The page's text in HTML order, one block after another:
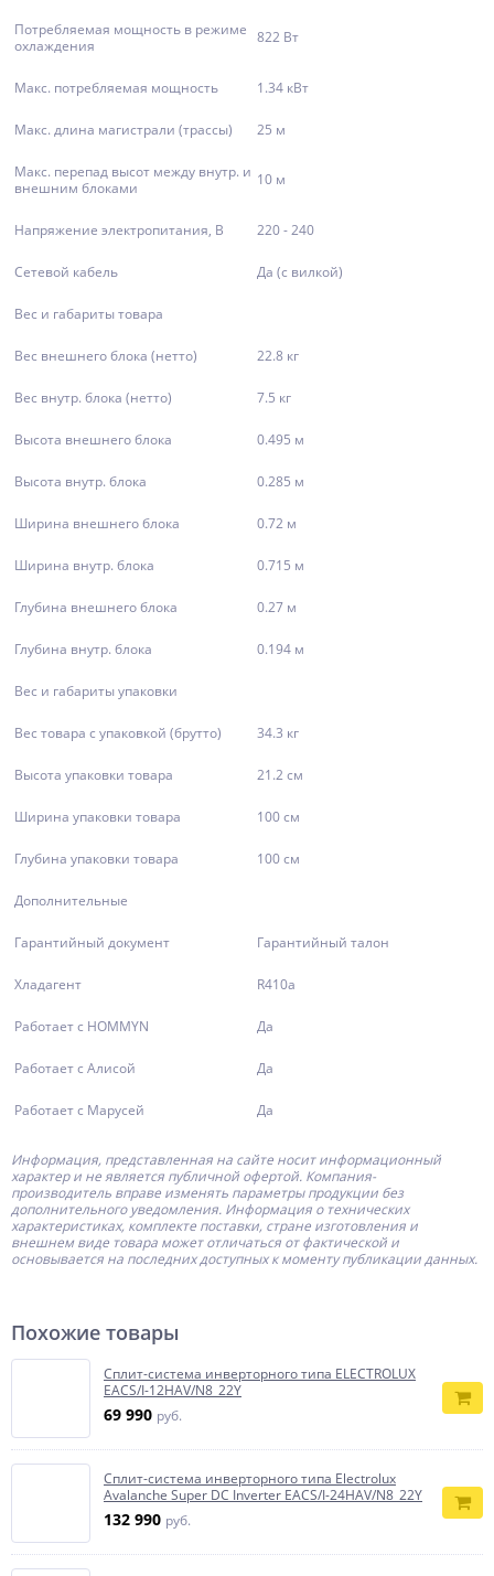
Потребляемая мощность в режиме
охлаждения
822 Вт
Макс. потребляемая мощность 1.34 кВт
Макс. длина магистрали (трассы) 25 м
Макс. перепад высот между внутр. и
внешним блоками
10 м
Напряжение электропитания, В 220 - 240
Сетевой кабель Да (с вилкой)
Вес и габариты товара
Вес внешнего блока (нетто) 22.8 кг
Вес внутр. блока (нетто) 7.5 кг
Высота внешнего блока 0.495 м
Высота внутр. блока 0.285 м
Ширина внешнего блока 0.72 м
Ширина внутр. блока 0.715 м
Глубина внешнего блока 0.27 м
Глубина внутр. блока 0.194 м
Вес и габариты упаковки
Вес товара с упаковкой (брутто) 34.3 кг
Высота упаковки товара 21.2 см
Ширина упаковки товара 100 см
Глубина упаковки товара 100 см
Дополнительные
Гарантийный документ Гарантийный талон
Хладагент R410a
Работает с HOMMYN Да
Работает с Алисой Да
Работает с Марусей Да
Информация, представленная на сайте носит информационный
характер и не является публичной офертой. Компания-
производитель вправе изменять параметры продукции без
дополнительного уведомления. Информация о технических
характеристиках, комплекте поставки, стране изготовления и
внешнем виде товара может отличаться от фактической и
основывается на последних доступных к моменту публикации данных.
Похожие товары
Сплит-система инверторного типа ELECTROLUX
EACS/I-12HAV/N8_22Y
69 990 руб.
Сплит-система инверторного типа Electrolux
Avalanche Super DC Inverter EACS/I-24HAV/N8_22Y
132 990 руб.